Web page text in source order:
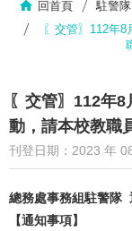
回首頁 駐警隊
〖交管〗112年8
〖交管〗112年
動，請本校教職
刊登日期：2023 年
總務處事務組駐警隊
【通知事項】